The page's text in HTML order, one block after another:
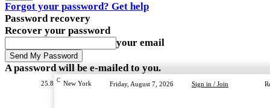
Forgot your password? Get help
Password recovery
Recover your password
your email
A password will be e-mailed to you.
25.8 C New York Friday, August 7, 2026 Sign in / Join